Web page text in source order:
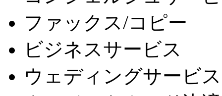
ファックス/コピー
ビジネスサービス
ウェディングサービス